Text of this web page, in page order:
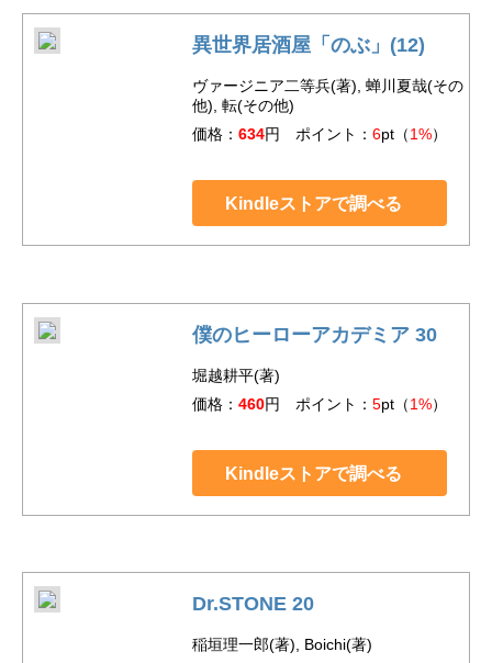
異世界居酒屋「のぶ」(12)
ヴァージニア二等兵(著), 蝉川夏哉(その
他), 転(その他)
価格： 634円 ポイント： 6pt（1%）
Kindleストアで調べる
僕のヒーローアカデミア 30
堀越耕平(著)
価格： 460円 ポイント： 5pt（1%）
Kindleストアで調べる
Dr.STONE 20
稲垣理一郎(著), Boichi(著)